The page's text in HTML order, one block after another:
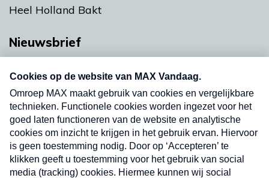
Heel Holland Bakt
Nieuwsbrief
nieuwsbrief. Elke vrijdag- en dinsdagochtend in
uw mailbox.
Verzend